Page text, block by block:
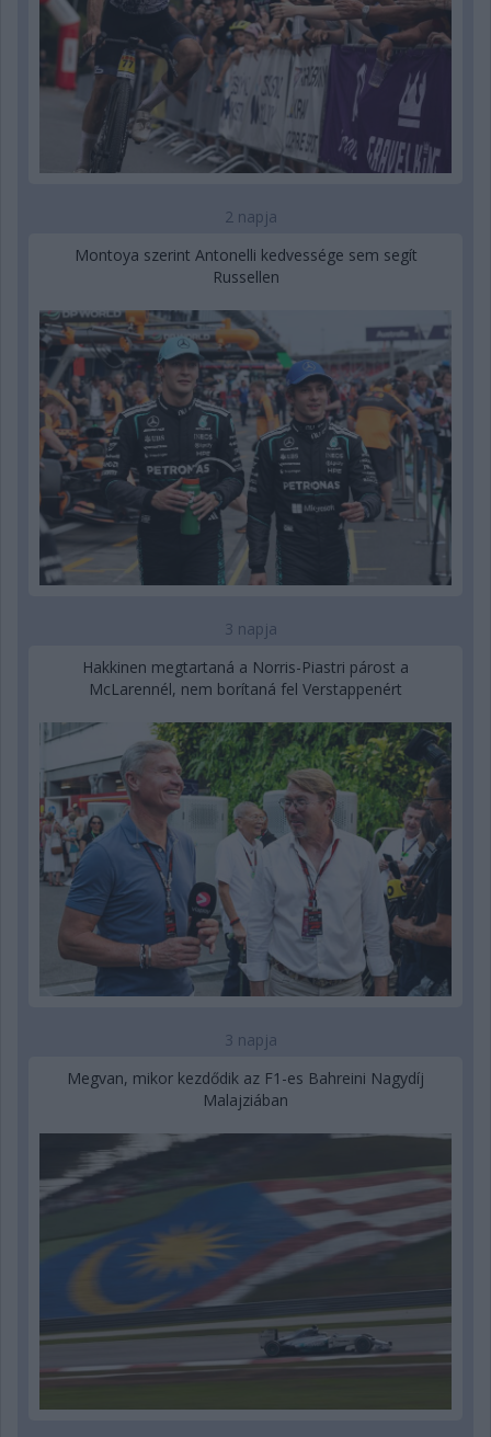
2 napja
Montoya szerint Antonelli kedvessége sem segít
Russellen
3 napja
Hakkinen megtartaná a Norris-Piastri párost a
McLarennél, nem borítaná fel Verstappenért
3 napja
Megvan, mikor kezdődik az F1-es Bahreini Nagydíj
Malajziában